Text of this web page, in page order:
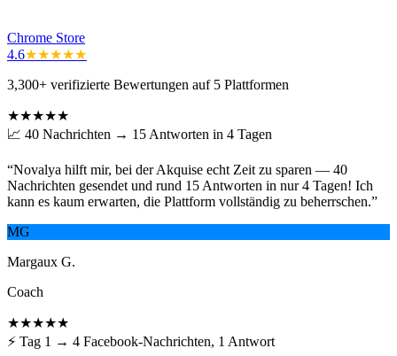
Chrome Store
4.6★★★★★
3,300+ verifizierte Bewertungen auf 5 Plattformen
★★★★★
📈 40 Nachrichten → 15 Antworten in 4 Tagen
“Novalya hilft mir, bei der Akquise echt Zeit zu sparen — 40
Nachrichten gesendet und rund 15 Antworten in nur 4 Tagen! Ich
kann es kaum erwarten, die Plattform vollständig zu beherrschen.”
MG
Margaux G.
Coach
★★★★★
⚡ Tag 1 → 4 Facebook-Nachrichten, 1 Antwort